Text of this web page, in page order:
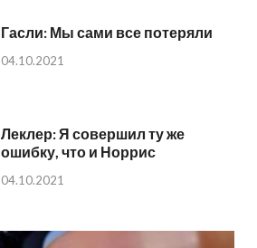
Гасли: Мы сами все потеряли
04.10.2021
Леклер: Я совершил ту же
ошибку, что и Норрис
04.10.2021